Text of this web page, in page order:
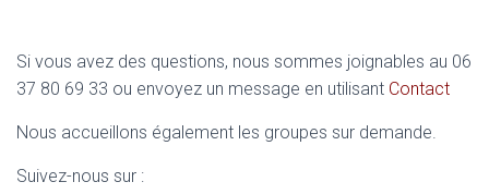
Si vous avez des questions, nous sommes joignables au 06
37 80 69 33 ou envoyez un message en utilisant Contact
Nous accueillons également les groupes sur demande.
Suivez-nous sur :